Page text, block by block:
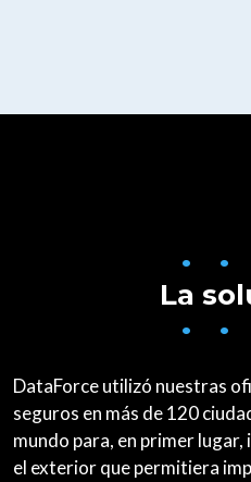
• •
La
• •
DataForce utilizó nuestras
seguros en más de 120
mundo para, en primer
el exterior que permitiera